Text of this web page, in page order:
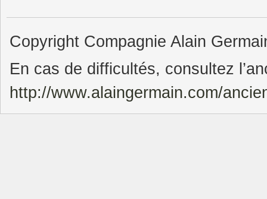
Copyright Compagnie Alain
En cas de difficultés, consultez
http://www.alaingermain.com/